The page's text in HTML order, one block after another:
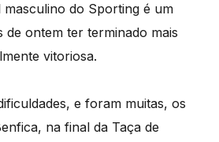
masculino do Sporting é um
de ontem ter terminado mais
vitoriosa.
e foram muitas, os
na final da Taça de